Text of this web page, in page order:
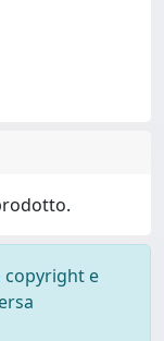
copyright e